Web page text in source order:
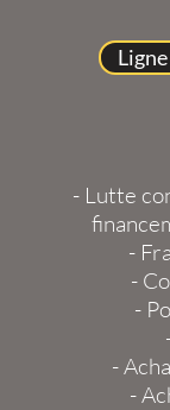
- Lutte
-
-
-
-
-